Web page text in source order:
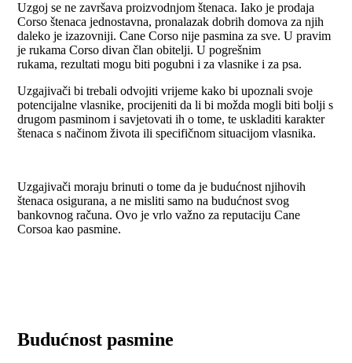
Uzgoj se ne završava proizvodnjom štenaca. Iako je prodaja
Corso štenaca jednostavna, pronalazak dobrih domova za njih
daleko je izazovniji. Cane Corso nije pasmina za sve. U pravim
je rukama Corso divan član obitelji. U pogrešnim
rukama, rezultati mogu biti pogubni i za vlasnike i za psa.
Uzgajivači bi trebali odvojiti vrijeme kako bi upoznali svoje
potencijalne vlasnike, procijeniti da li bi možda mogli biti bolji s
drugom pasminom i savjetovati ih o tome, te uskladiti karakter
štenaca s načinom života ili specifičnom situacijom vlasnika.
Uzgajivači moraju brinuti o tome da je budućnost njihovih
štenaca osigurana, a ne misliti samo na budućnost svog
bankovnog računa. Ovo je vrlo važno za reputaciju Cane
Corsoa kao pasmine.
Budućnost pasmine